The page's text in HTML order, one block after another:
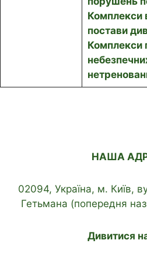
Комплекси
постави
Комплекси
НАША
02094, Україна, м. Київ,
Гетьмана (попередня
Дивитися